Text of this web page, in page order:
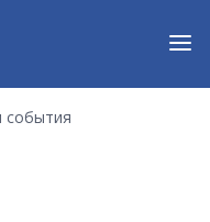
события